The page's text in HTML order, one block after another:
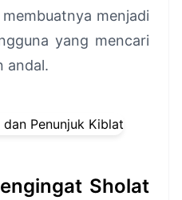
menjadi
yang mencari
andal.
Sholat